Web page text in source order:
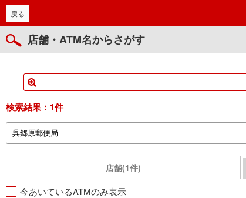
戻る
店舗・ATM名からさがす
検索結果： 1件
店舗(1件)
今あいているATMのみ表示